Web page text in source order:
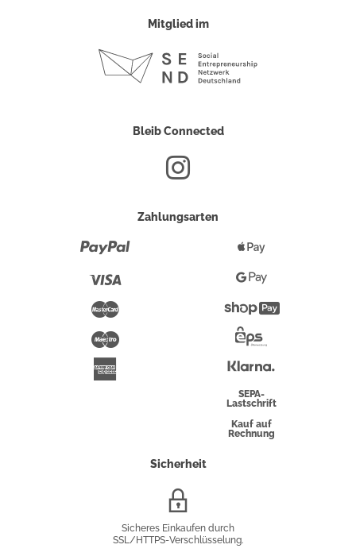
Mitglied im
Bleib Connected
Zahlungsarten
Maestro
Pay
Google
Pay
Überweisung
SEPA-
Lastschrift
Kauf auf
Rechnung
Sicherheit
Sicheres Einkaufen durch
SSL/HTTPS-Verschlüsselung.